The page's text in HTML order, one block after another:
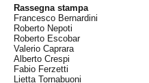
Rassegna stampa
Francesco Bernardini
Roberto Nepoti
Roberto Escobar
Valerio Caprara
Alberto Crespi
Fabio Ferzetti
Lietta Tornabuoni